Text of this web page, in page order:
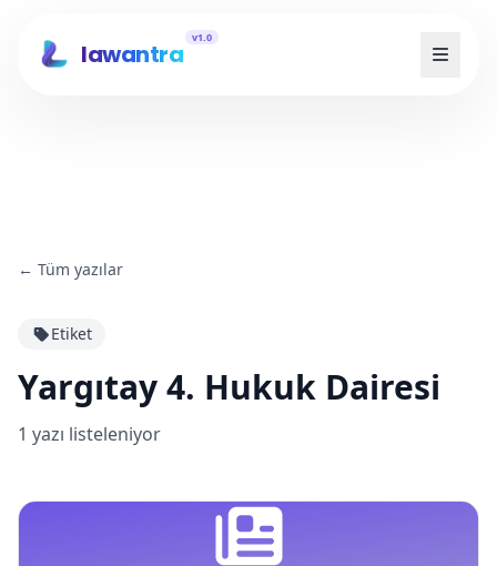
lawantra
v1.0
← Tüm yazılar
Etiket
Yargıtay 4. Hukuk Dairesi
1 yazı listeleniyor